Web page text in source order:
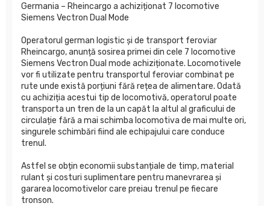
Germania – Rheincargo a achiziționat 7 locomotive
Siemens Vectron Dual Mode
Operatorul german logistic și de transport feroviar
Rheincargo, anunță sosirea primei din cele 7 locomotive
Siemens Vectron Dual mode achiziționate. Locomotivele
vor fi utilizate pentru transportul feroviar combinat pe
rute unde există porțiuni fără rețea de alimentare. Odată
cu achiziția acestui tip de locomotivă, operatorul poate
transporta un tren de la un capăt la altul al graficului de
circulație fără a mai schimba locomotiva de mai multe ori,
singurele schimbări fiind ale echipajului care conduce
trenul.
Astfel se obțin economii substanțiale de timp, material
rulant și costuri suplimentare pentru manevrarea și
gararea locomotivelor care preiau trenul pe fiecare
tronson.